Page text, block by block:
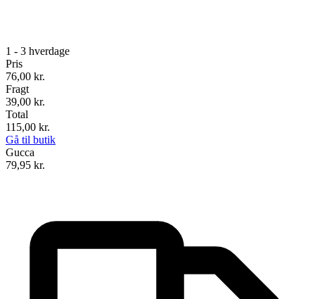
1 - 3 hverdage
Pris
76,00 kr.
Fragt
39,00 kr.
Total
115,00 kr.
Gå til butik
Gucca
79,95 kr.